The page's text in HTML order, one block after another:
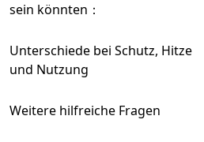
sein könnten：
Unterschiede bei Schutz, Hitze
und Nutzung
Weitere hilfreiche Fragen